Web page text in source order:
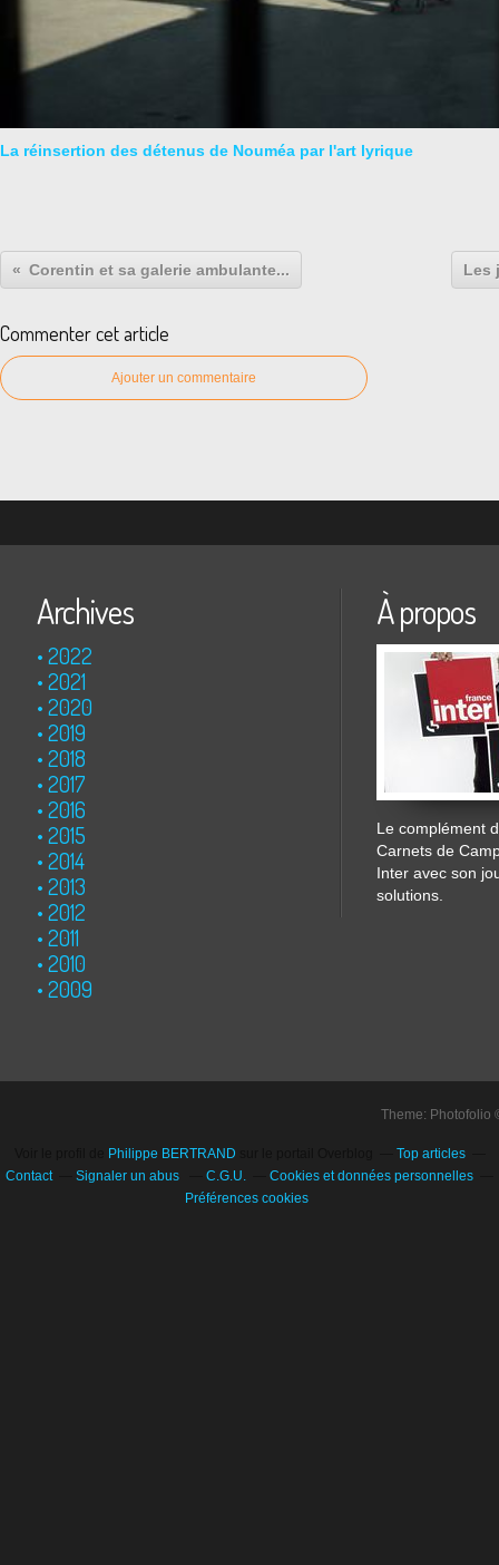
La réinsertion des détenus de Nouméa par l'art lyrique
Corentin et sa galerie ambulante... Les
Commenter cet article
Ajouter un commentaire
Archives
2022
2021
2020
2019
2018
2017
2016
2015
2014
2013
2012
2011
2010
2009
À propos
Le complément
Carnets de
Inter avec son
solutions.
Theme:
Philippe BERTRAND
Top articles
Contact
Signaler un abus C.G.U.
Cookies et données personnelles
Préférences cookies